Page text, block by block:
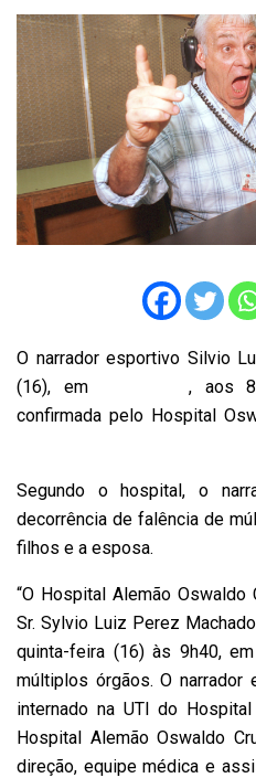
O narrador esportivo Silvio
(16), em
, aos
confirmada pelo Hospital
Segundo o hospital, o
decorrência de falência de
filhos e a esposa.
“O Hospital Alemão
Sr. Sylvio Luiz Perez
quinta-feira (16) às 9h40,
múltiplos órgãos. O
internado na UTI do
Hospital Alemão Oswaldo
direção, equipe médica e